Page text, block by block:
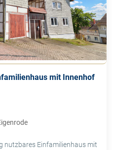
mit Innenhof
nutzbares Einfamilienhaus mit